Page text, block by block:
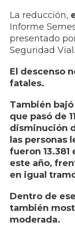
La reducción,
Informe
presentado
Seguridad Vial.
El descenso
fatales.
También
que pasó de
disminución
las personas
fueron
este año,
en igual
Dentro de
también
moderada.